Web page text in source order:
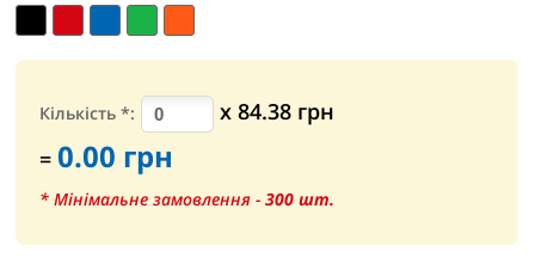
Кількість*: х84.38 грн
=0.00 грн
* Мінімальне замовлення -300 шт.